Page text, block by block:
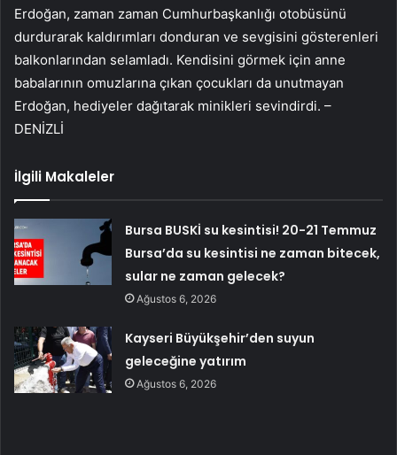
Erdoğan, zaman zaman Cumhurbaşkanlığı otobüsünü
durdurarak kaldırımları donduran ve sevgisini gösterenleri
balkonlarından selamladı. Kendisini görmek için anne
babalarının omuzlarına çıkan çocukları da unutmayan
Erdoğan, hediyeler dağıtarak minikleri sevindirdi. –
DENİZLİ
İlgili Makaleler
Bursa BUSKİ su kesintisi! 20-21 Temmuz
Bursa’da su kesintisi ne zaman bitecek,
sular ne zaman gelecek?
Ağustos 6, 2026
Kayseri Büyükşehir’den suyun
geleceğine yatırım
Ağustos 6, 2026